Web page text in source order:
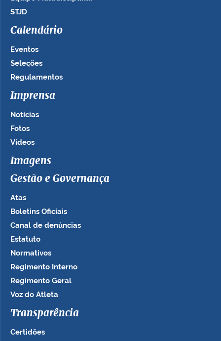
STJD
Calendário
Eventos
Seleções
Regulamentos
Imprensa
Notícias
Fotos
Vídeos
Imagens
Gestão e Governança
Atas
Boletins Oficiais
Canal de denúncias
Estatuto
Normativos
Regimento Interno
Regimento Geral
Voz do Atleta
Transparência
Certidões